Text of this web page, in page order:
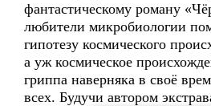
фантастическому роману
любители микробиологии
гипотезу космического
а уж космическое
гриппа наверняка в своё
всех. Будучи автором